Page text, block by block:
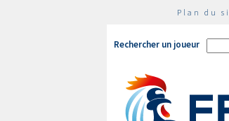
Plan du
Rechercher un joueur